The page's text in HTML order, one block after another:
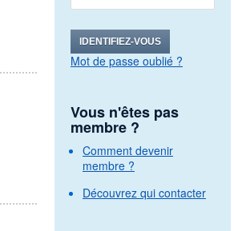
IDENTIFIEZ-VOUS
Mot de passe oublié ?
Vous n'êtes pas
membre ?
Comment devenir
membre ?
Découvrez qui contacter